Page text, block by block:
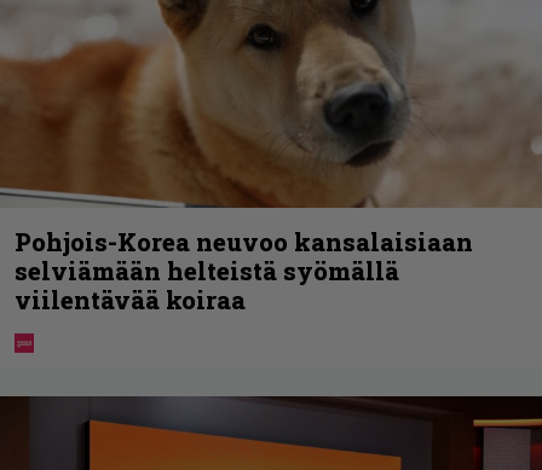
Pohjois-Korea neuvoo kansalaisiaan
selviämään helteistä syömällä
viilentävää koiraa